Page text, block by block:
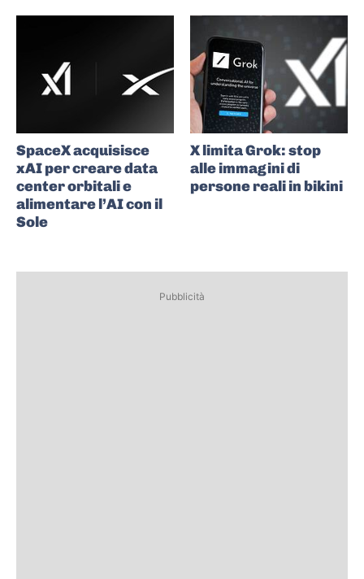
SpaceX acquisisce
xAI per creare data
center orbitali e
alimentare l’AI con il
Sole
X limita Grok: stop
alle immagini di
persone reali in bikini
Pubblicità